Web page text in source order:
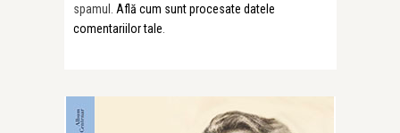
spamul. Află cum sunt procesate datele
comentariilor tale